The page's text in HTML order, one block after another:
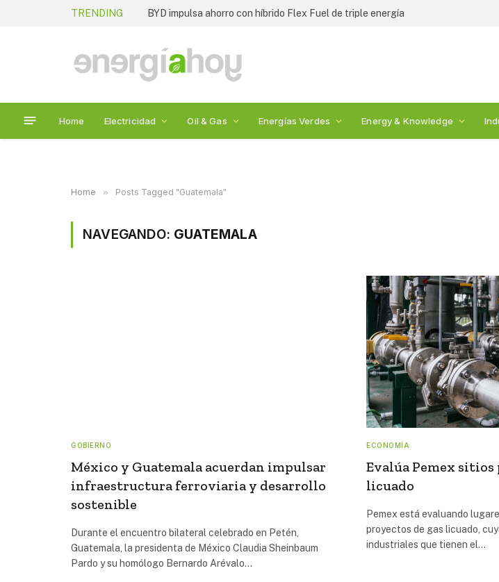
TRENDING BYD impulsa ahorro con híbrido Flex Fuel de triple energía
Home Electricidad Oil & Gas Energías Verdes Energy & Knowledge
Home » Posts Tagged "Guatemala"
NAVEGANDO: GUATEMALA
GOBIERNO
México y Guatemala acuerdan impulsar
infraestructura ferroviaria y desarrollo
sostenible
Durante el encuentro bilateral celebrado en Petén,
Guatemala, la presidenta de México Claudia Sheinbaum
Pardo y su homólogo Bernardo Arévalo…
ECONOMÍA
Evalúa Pemex sitios
licuado
Pemex está evaluando
proyectos de gas licuado,
industriales que tienen el…